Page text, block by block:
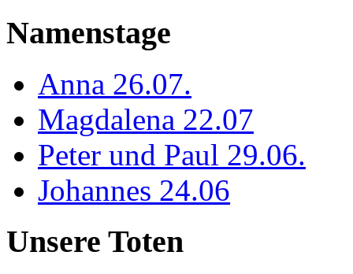
Namenstage
Anna 26.07.
Magdalena 22.07
Peter und Paul 29.06.
Johannes 24.06
Unsere Toten